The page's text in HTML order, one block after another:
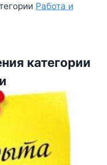
Работа и
категории